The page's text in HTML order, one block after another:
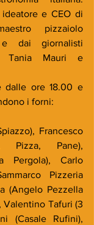
e CEO di
pizzaiolo
e dai giornalisti
Tania Mauri e
dalle ore 18.00 e
i forni:
Francesco
Pizza, Pane),
Pergola), Carlo
Pizzeria
(Angelo Pezzella
Valentino Tafuri (3
(Casale Rufini),